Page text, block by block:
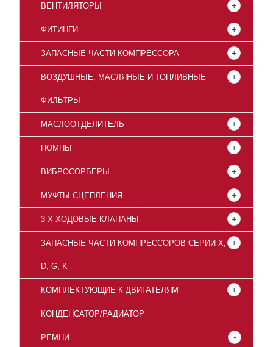
ВЕНТИЛЯТОРЫ
ФИТИНГИ
ЗАПАСНЫЕ ЧАСТИ КОМПРЕССОРА
ВОЗДУШНЫЕ, МАСЛЯНЫЕ И ТОПЛИВНЫЕ
ФИЛЬТРЫ
МАСЛООТДЕЛИТЕЛЬ
ПОМПЫ
ВИБРОСОРБЕРЫ
МУФТЫ СЦЕПЛЕНИЯ
3-Х ХОДОВЫЕ КЛАПАНЫ
ЗАПАСНЫЕ ЧАСТИ КОМПРЕССОРОВ СЕРИИ X,
D, G, K
КОМПЛЕКТУЮЩИЕ К ДВИГАТЕЛЯМ
КОНДЕНСАТОР/РАДИАТОР
РЕМНИ